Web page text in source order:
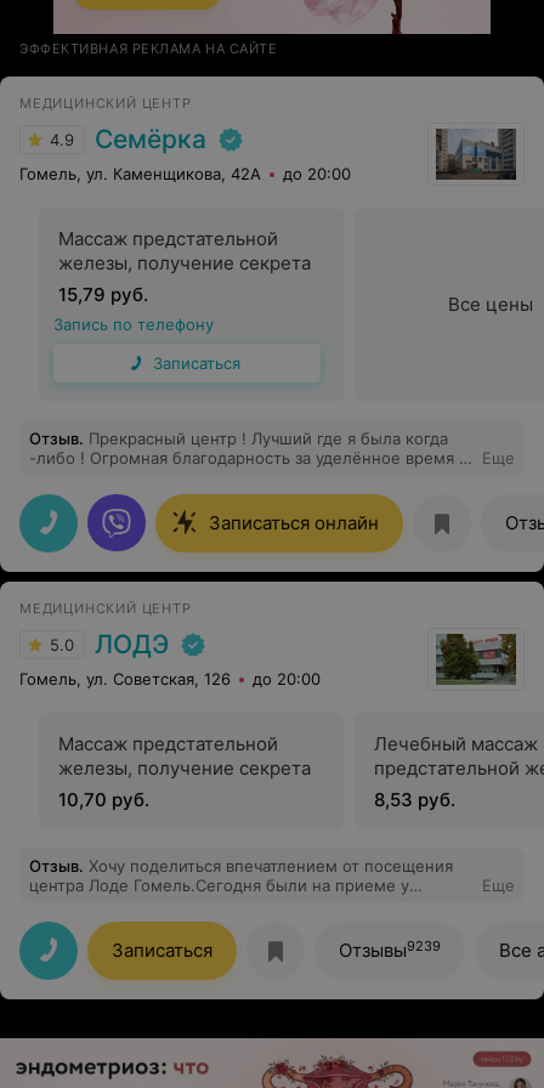
ЭФФЕКТИВНАЯ РЕКЛАМА НА САЙТЕ
МЕДИЦИНСКИЙ ЦЕНТР
4.9 Семёрка
Гомель, ул. Каменщикова, 42А до 20:00
Массаж предстательной
железы, получение секрета
15,79 руб.
Запись по телефону
Записаться
Все цены
Отзыв. Прекрасный центр ! Лучший где я была когда
-либо ! Огромная благодарность за уделённое время и
Еще
Записаться онлайн
МЕДИЦИНСКИЙ ЦЕНТР
5.0 ЛОДЭ
Гомель, ул. Советская, 126 до 20:00
Массаж предстательной
железы, получение секрета
10,70 руб.
Лечебный массаж
предстательной
8,53 руб.
Отзыв. Хочу поделиться впечатлением от посещения
центра Лоде Гомель.Сегодня были на приеме у
внимательна,расспросила о всем что
беспокоит,провела очень аккуратно с улыбкой осмотр
так что ребенок не испугался,поставила диагноз и
назначила лечение учитывая все особенности
ребенка,спасибо за теплый прием теперь только к
Еще
Записаться Отзывы9239 Все